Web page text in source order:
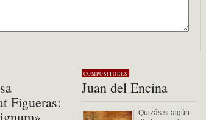
Figueras:
COMPOSITORES
Juan del Encina
Quizás si algún